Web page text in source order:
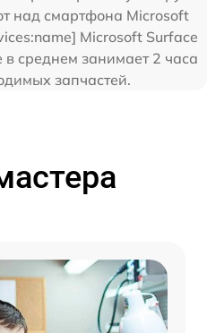
над смартфона Microsoft
Microsoft Surface
в среднем занимает 2 часа
запчастей.